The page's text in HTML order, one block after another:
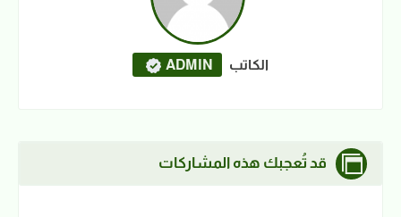
الكاتب ADMIN
قد تُعجبك هذه المشاركات